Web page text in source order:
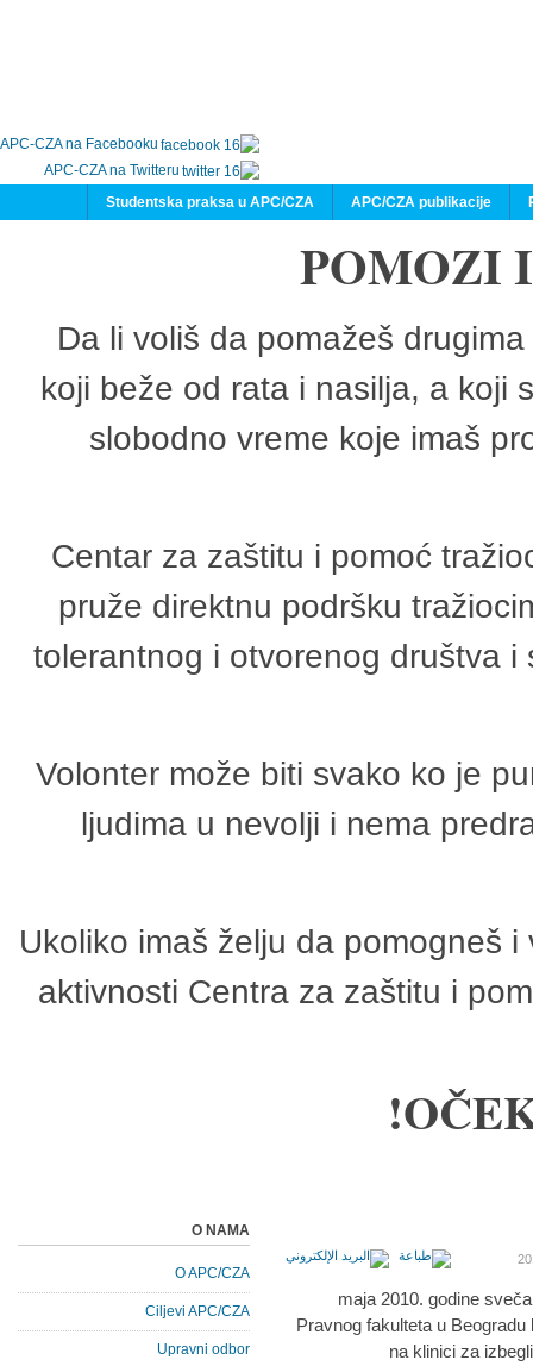
APC-CZA na Facebooku
APC-CZA na Twitteru
APC/CZA publikacije
Studentska praksa u APC/CZA
POMOZI
Da li voliš da pomažeš
koji beže od rata i nasilja, a koji
slobodno vreme koje imaš
Centar za zaštitu i pomoć
pruže direktnu podršku
tolerantnog i otvorenog društva
Volonter može biti svako ko je
ljudima u nevolji i nema
Ukoliko imaš želju da pomogneš
aktivnosti Centra za zaštitu i
24. maja 2010. godine
Pravnog fakulteta u
na klinici za
O NAMA
O APC/CZA
Ciljevi APC/CZA
Upravni odbor